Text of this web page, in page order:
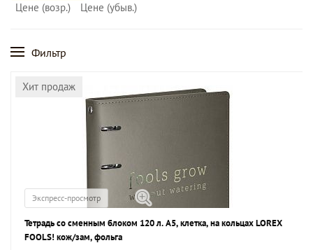
Цене (возр.)
Цене (убыв.)
Фильтр
Хит продаж
Экспресс-просмотр
Тетрадь со сменным блоком 120 л. А5, клетка, на кольцах LOREX
FOOLS! кож/зам, фольга